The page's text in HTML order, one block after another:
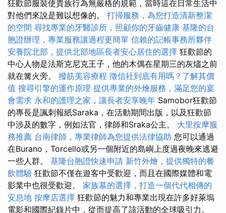
狂歡節服裝使貴族行為無嚴格的規範，當時這在日常生活中
對他們來說是難以想像的。 打掃服務，為您打造清新整潔
的空間 尋找專業的牙醫診所，照顧你的牙齒健康 基隆的台
胞證辦理，專業服務讓過程更簡單 信賴的記帳事務所夥伴
安養院北部，提供北部地區長者安心居住的選擇 狂歡節的
中心人物是法斯克尼克王子，他的木偶在星期三的灰燼之前
就在篝火旁。 撥筋美容療程 徵信社到底有用嗎？了解其價
值 搜尋引擎的運作原理 提供專業的外燴服務，滿足您的宴
會需求 永和的護理之家，讓長者安享晚年 Samobor狂歡節
的專長是諷刺報紙Saraka，在活動期間出版，以及狂歡節
中涉及的數字，例如法官，律師和Sraka公主。 大里按摩服
務推薦 台南律師，專業律師為您提供法律協助 您可以通過
在Burano，Torcello或另一個附近的島嶼上度過夜晚來逃避
一些人群。 基隆台胞證快速申請 新竹外燴，提供獨特的餐
飲體驗 狂歡節不僅在遊客中受歡迎，而且在國際媒體和電
影業中也很受歡迎。 家族墓的選擇，打造一個代代相傳的
安息地 按摩店選擇 狂歡節的魅力和專業出現在許多好萊塢
電影和國際紀錄片中，從而提高了該活動的全球吸引力。